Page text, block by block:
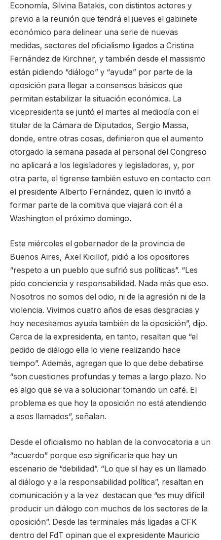
Economía, Silvina Batakis, con distintos actores y
previo a la reunión que tendrá el jueves el gabinete
económico para delinear una serie de nuevas
medidas, sectores del oficialismo ligados a Cristina
Fernández de Kirchner, y también desde el massismo
están pidiendo “diálogo” y “ayuda” por parte de la
oposición para llegar a consensos básicos que
permitan estabilizar la situación económica. La
vicepresidenta se juntó el martes al mediodía con el
titular de la Cámara de Diputados, Sergio Massa,
donde, entre otras cosas, definieron que el aumento
otorgado la semana pasada al personal del Congreso
no aplicará a los legisladores y legisladoras, y, por
otra parte, el tigrense también estuvo en contacto con
el presidente Alberto Fernández, quien lo invitó a
formar parte de la comitiva que viajará con él a
Washington el próximo domingo.
Este miércoles el gobernador de la provincia de
Buenos Aires, Axel Kicillof, pidió a los opositores
“respeto a un pueblo que sufrió sus políticas”. “Les
pido conciencia y responsabilidad. Nada más que eso.
Nosotros no somos del odio, ni de la agresión ni de la
violencia. Vivimos cuatro años de esas desgracias y
hoy necesitamos ayuda también de la oposición”, dijo.
Cerca de la expresidenta, en tanto, resaltan que “el
pedido de diálogo ella lo viene realizando hace
tiempo”. Además, agregan que lo que debe debatirse
“son cuestiones profundas y temas a largo plazo. No
es algo que se va a solucionar tomando un café. El
problema es que hoy la oposición no está atendiendo
a esos llamados”, señalan.
Desde el oficialismo no hablan de la convocatoria a un
“acuerdo” porque eso significaría que hay un
escenario de “debilidad”. “Lo que sí hay es un llamado
al diálogo y a la responsabilidad política”, resaltan en
comunicación y a la vez destacan que “es muy difícil
producir un diálogo con muchos de los sectores de la
oposición”. Desde las terminales más ligadas a CFK
dentro del FdT opinan que el expresidente Mauricio